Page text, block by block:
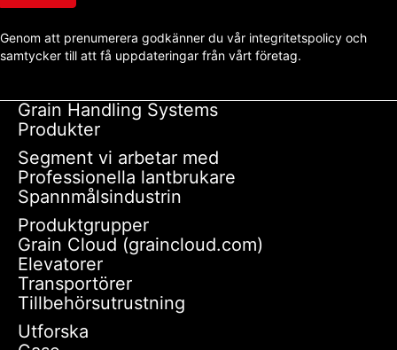
Genom att prenumerera godkänner du vår integritetspolicy och
samtycker till att få uppdateringar från vårt företag.
Grain Handling Systems
Produkter
Segment vi arbetar med
Professionella lantbrukare
Spannmålsindustrin
Produktgrupper
Grain Cloud (graincloud.com)
Elevatorer
Transportörer
Tillbehörsutrustning
Utforska